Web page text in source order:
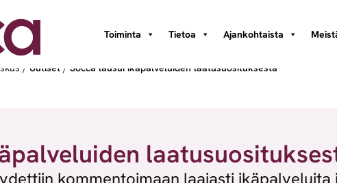
Toiminta Tietoa Ajankohtaista
/ Uutiset / Socca lausui ikäpalveluiden laatusuosituksesta
kommentoimaan laajasti